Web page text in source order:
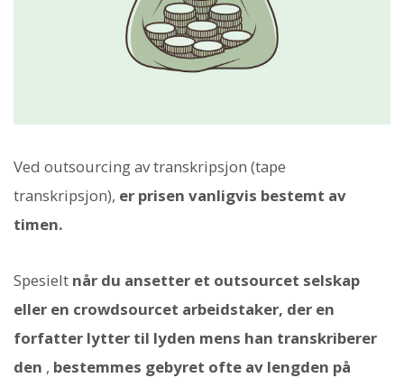
Ved outsourcing av transkripsjon (tape
transkripsjon), er prisen vanligvis bestemt av
timen.
Spesielt når du ansetter et outsourcet selskap
eller en crowdsourcet arbeidstaker, der en
forfatter lytter til lyden mens han transkriberer
den , bestemmes gebyret ofte av lengden på